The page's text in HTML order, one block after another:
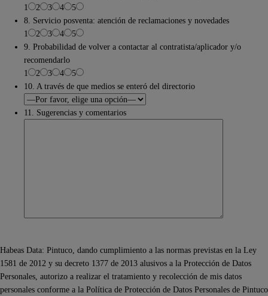
1
2 3 4
5
8. Servicio posventa: atención de reclamaciones y novedades
1
2 3 4
5
9. Probabilidad de volver a contactar al contratista/aplicador y/o
recomendarlo
1
2 3 4
5
10. A través de que medios se enteró del directorio
11. Sugerencias y comentarios
Habeas Data: Pintuco, dando cumplimiento a las normas previstas en la Ley
1581 de 2012 y su decreto 1377 de 2013 alusivos a la Protección de Datos
Personales, autorizo a realizar el tratamiento y recolección de mis datos
personales conforme a la Política de Protección de Datos Personales de Pintuco